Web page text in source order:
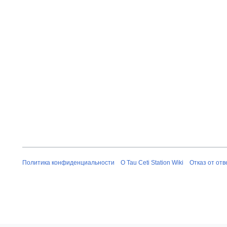
Политика конфиденциальности О Tau Ceti Station Wiki Отказ от